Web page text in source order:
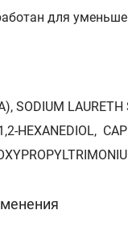
для
SODIUM
HEXANEDIOL,